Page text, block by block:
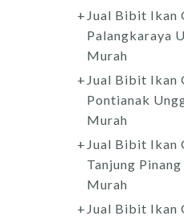
Jual Bibit Ikan
Palangkaraya
Murah
Jual Bibit Ikan
Pontianak
Murah
Jual Bibit Ikan
Tanjung
Murah
Jual Bibit Ikan